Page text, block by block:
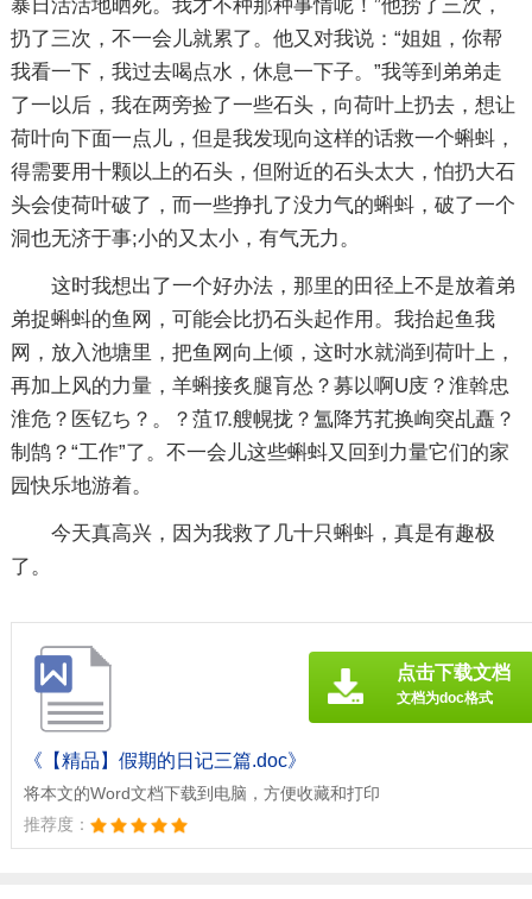
暴日活活地晒死。我才不种那种事情呢！”他捞了三次，
扔了三次，不一会儿就累了。他又对我说：“姐姐，你帮
我看一下，我过去喝点水，休息一下子。”我等到弟弟走
了一以后，我在两旁捡了一些石头，向荷叶上扔去，想让
荷叶向下面一点儿，但是我发现向这样的话救一个蝌蚪，
得需要用十颗以上的石头，但附近的石头太大，怕扔大石
头会使荷叶破了，而一些挣扎了没力气的蝌蚪，破了一个
洞也无济于事;小的又太小，有气无力。
这时我想出了一个好办法，那里的田径上不是放着弟
弟捉蝌蚪的鱼网，可能会比扔石头起作用。我抬起鱼我
网，放入池塘里，把鱼网向上倾，这时水就淌到荷叶上，
再加上风的力量，羊蝌接炙腿肓怂？募以啊U庋？淮斡忠
淮危？医钇ち？。？菹⒘艘幌拢？氲降艿芤换峋突乩矗？
制鹄？“工作”了。不一会儿这些蝌蚪又回到力量它们的家
园快乐地游着。
今天真高兴，因为我救了几十只蝌蚪，真是有趣极
了。
《【精品】假期的日记三篇.doc》
将本文的Word文档下载到电脑，方便收藏和打印
推荐度：
点击下载文档
文档为doc格式